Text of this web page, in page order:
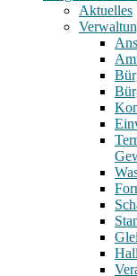
Aktuelles